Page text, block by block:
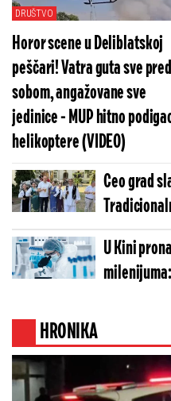
DRUŠTVO
Horor scene u Deliblatskoj
peščari! Vatra guta sve pred
sobom, angažovane sve
jedinice - MUP hitno
helikoptere (VIDEO)
Ceo grad
Zrenjaninu
U Kini
HRONIKA